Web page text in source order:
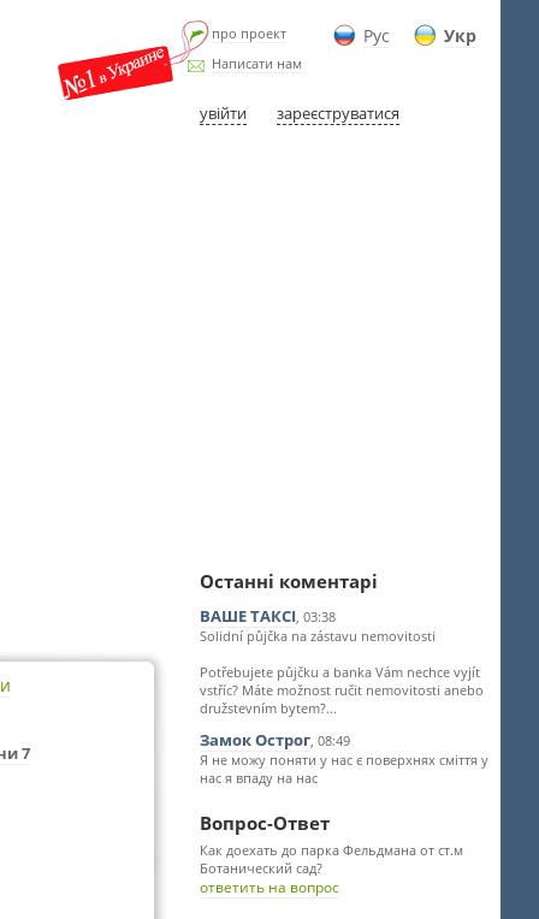
Рус Укр
про проект
Написати нам
увійти зареєструватися
7
Останні коментарі
ВАШЕ ТАКСІ, 03:38
Solidní půjčka na zástavu nemovitosti
Potřebujete půjčku a banka Vám nechce vyjít
vstříc? Máte možnost ručit nemovitosti anebo
družstevním bytem?...
Замок Острог, 08:49
Я не можу поняти у нас є поверхнях сміття у
нас я впаду на нас
Вопрос-Ответ
Как доехать до парка Фельдмана от ст.м
Ботанический сад?
ответить на вопрос